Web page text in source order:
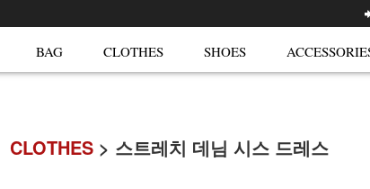
BAG CLOTHES SHOES
CLOTHES> 스트레치 데님 시스 드레스